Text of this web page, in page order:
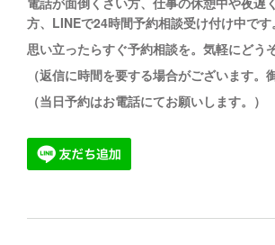
方、LINEで24時間予約相談受け付け中です。
思い立ったらすぐ予約相談を。 気軽にどうぞ
（返信に時間を要する場合がございます。
（当日予約はお電話にてお願いします。）